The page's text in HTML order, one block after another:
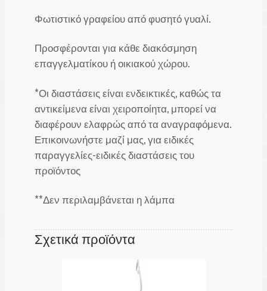
Φωτιστικό γραφείου από φυσητό γυαλί.
Προσφέρονται για κάθε διακόσμηση
επαγγελματίκου ή οικιακού χώρου.
*Οι διαστάσεις είναι ενδεικτικές, καθώς τα
αντικείμενα είναι χειροποίητα, μπορεί να
διαφέρουν ελαφρώς από τα αναγραφόμενα.
Επικοινωνήστε μαζί μας, για ειδικές
παραγγελίες-ειδικές διαστάσεις του
προϊόντος
**Δεν περιλαμβάνεται η λάμπα
Σχετικά προϊόντα